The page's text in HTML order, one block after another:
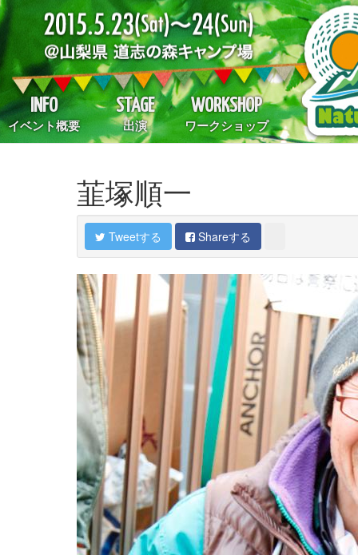
INFO
イベント概要
STAGE
出演
WORKSHOP
ワークショップ
韮塚順一
Tweetする Shareする